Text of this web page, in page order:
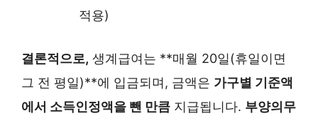
적용)
결론적으로, 생계급여는 **매월 20일(휴일이면
그 전 평일)**에 입금되며, 금액은 가구별 기준액
에서 소득인정액을 뺀 만큼 지급됩니다. 부양의무